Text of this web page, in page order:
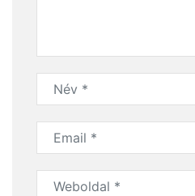
BlendyGo 3 a hátizsákban: